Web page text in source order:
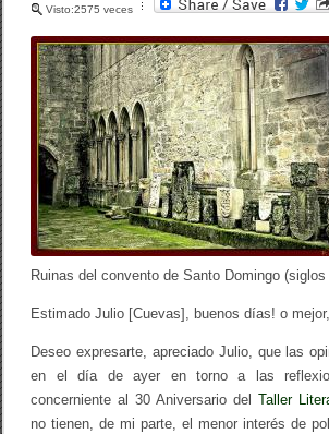
Visto:2575 veces
Ruinas del convento de Santo Domingo
Estimado Julio [Cuevas], buenos días! o
Deseo expresarte, apreciado Julio, que las
en el día de ayer en torno a las
concerniente al 30 Aniversario delTaller
no tienen, de mi parte, el menor interés de